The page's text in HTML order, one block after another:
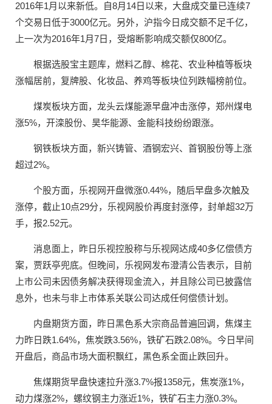
2016年1月以来新低。自8月14日以来，大盘成交量已连续7
个交易日低于3000亿元。另外，沪指今日成交额不足千亿，
上一次为2016年1月7日，受熔断影响成交额仅800亿。
根据选股宝主题库，燃料乙醇、棉花、农业种植等板块
涨幅居前，复牌股、化妆品、养鸡等板块位列跌幅榜前位。
煤炭板块方面，龙头云煤能源早盘冲击涨停，郑州煤电
涨5%，开滦股份、昊华能源、金能科技纷纷跟涨。
钢铁板块方面，新兴铸管、酒钢宏兴、首钢股份等上涨
超过2%。
个股方面，乐视网开盘微涨0.44%，随后早盘多次触及
涨停，截止10点29分，乐视网股价再度封涨停，封单超32万
手，报2.52元。
消息面上，昨日乐视控股称与乐视网达成40多亿偿债方
案，贾跃亭兜底。但晚间，乐视网发布澄清公告表示，目前
上市公司未因债务解决获得现金流入，并且除公司已披露信
息外，也未与非上市体系关联公司达成任何偿债计划。
内盘期货方面，昨日黑色系大宗商品普遍回调，焦煤主
力昨日跌1.64%，焦炭跌3.56%，铁矿石跌2.08%。今日早间
开盘后，商品市场大面积飘红，黑色系全面止跌回升。
焦煤期货早盘快速拉升涨3.7%报1358元，焦炭涨1%，
动力煤涨2%，螺纹钢主力涨近1%，铁矿石主力涨0.3%。